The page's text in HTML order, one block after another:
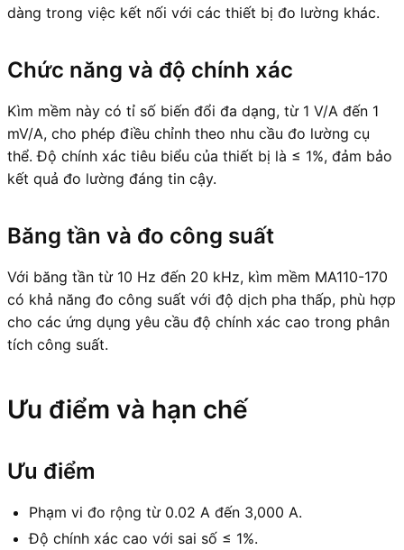
dàng trong việc kết nối với các thiết bị đo lường khác.
Chức năng và độ chính xác
Kìm mềm này có tỉ số biến đổi đa dạng, từ 1 V/A đến 1
mV/A, cho phép điều chỉnh theo nhu cầu đo lường cụ
thể. Độ chính xác tiêu biểu của thiết bị là ≤ 1%, đảm bảo
kết quả đo lường đáng tin cậy.
Băng tần và đo công suất
Với băng tần từ 10 Hz đến 20 kHz, kìm mềm MA110-170
có khả năng đo công suất với độ dịch pha thấp, phù hợp
cho các ứng dụng yêu cầu độ chính xác cao trong phân
tích công suất.
Ưu điểm và hạn chế
Ưu điểm
Phạm vi đo rộng từ 0.02 A đến 3,000 A.
Độ chính xác cao với sai số ≤ 1%.